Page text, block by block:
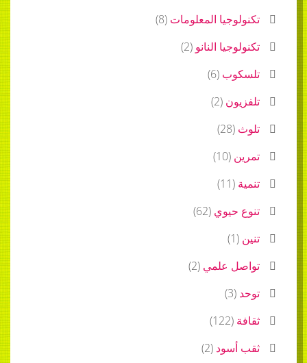
تكنولوجيا المعلومات (
8
)
تكنولوجيا النانو (
2
)
تلسكوب (
6
)
تلفزيون (
2
)
تلوث (
28
)
تمرين (
10
)
تنمية (
11
)
تنوع حيوي (
62
)
تنين (
1
)
تواصل علمي (
2
)
توحد (
3
)
ثقافة (
122
)
ثقب أسود (
2
)